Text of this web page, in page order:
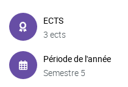
ECTS
3 ects
Période de l'année
Semestre 5